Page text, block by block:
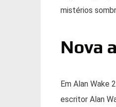
mistérios
Nova
Em Alan Wake
escritor Alan